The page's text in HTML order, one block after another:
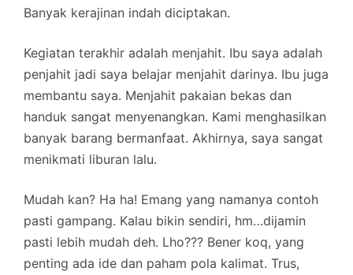
Banyak kerajinan indah diciptakan.
Kegiatan terakhir adalah menjahit. Ibu saya adalah
penjahit jadi saya belajar menjahit darinya. Ibu juga
membantu saya. Menjahit pakaian bekas dan
handuk sangat menyenangkan. Kami menghasilkan
banyak barang bermanfaat. Akhirnya, saya sangat
menikmati liburan lalu.
Mudah kan? Ha ha! Emang yang namanya contoh
pasti gampang. Kalau bikin sendiri, hm…dijamin
pasti lebih mudah deh. Lho??? Bener koq, yang
penting ada ide dan paham pola kalimat. Trus,